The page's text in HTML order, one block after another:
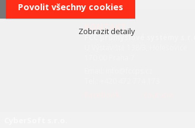
KONTAKT
FCC průmyslové systémy s.r.o.
Povolit všechny cookies
Zobrazit detaily